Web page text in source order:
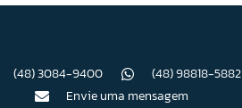
(48) 3084-9400
(48) 98818-5882
Envie uma mensagem